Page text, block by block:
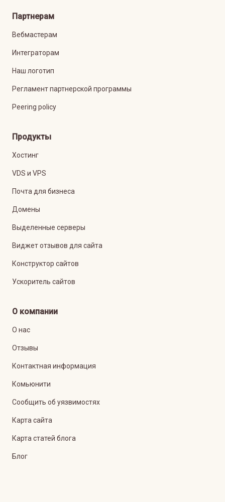
Партнерам
Вебмастерам
Интеграторам
Наш логотип
Регламент партнерской программы
Peering policy
Продукты
Хостинг
VDS и VPS
Почта для бизнеса
Домены
Выделенные серверы
Виджет отзывов для сайта
Конструктор сайтов
Ускоритель сайтов
О компании
О нас
Отзывы
Контактная информация
Комьюнити
Сообщить об уязвимостях
Карта сайта
Карта статей блога
Блог